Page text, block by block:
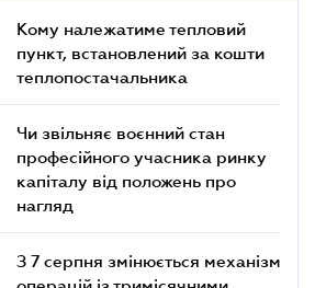
Кому належатиме тепловий
пункт, встановлений за кошти
теплопостачальника
Чи звільняє воєнний стан
професійного учасника ринку
капіталу від положень про
нагляд
З 7 серпня змінюється механізм